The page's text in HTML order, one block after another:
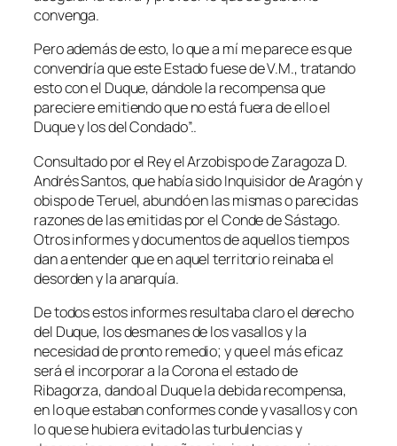
convenga.
Pero además de esto, lo que a mí me parece es que
convendría que este Estado fuese de V.M., tratando
esto con el Duque, dándole la recompensa que
pareciere emitiendo que no está fuera de ello el
Duque y los del Condado”..
Consultado por el Rey el Arzobispo de Zaragoza D.
Andrés Santos, que había sido Inquisidor de Aragón y
obispo de Teruel, abundó en las mismas o parecidas
razones de las emitidas por el Conde de Sástago.
Otros informes y documentos de aquellos tiempos
dan a entender que en aquel territorio reinaba el
desorden y la anarquía.
De todos estos informes resultaba claro el derecho
del Duque, los desmanes de los vasallos y la
necesidad de pronto remedio; y que el más eficaz
será el incorporar a la Corona el estado de
Ribagorza, dando al Duque la debida recompensa,
en lo que estaban conformes conde y vasallos y con
lo que se hubiera evitado las turbulencias y